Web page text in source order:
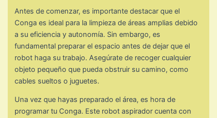
Antes de comenzar, es importante destacar que el
Conga es ideal para la limpieza de áreas amplias debido
a su eficiencia y autonomía. Sin embargo, es
fundamental preparar el espacio antes de dejar que el
robot haga su trabajo. Asegúrate de recoger cualquier
objeto pequeño que pueda obstruir su camino, como
cables sueltos o juguetes.
Una vez que hayas preparado el área, es hora de
programar tu Conga. Este robot aspirador cuenta con